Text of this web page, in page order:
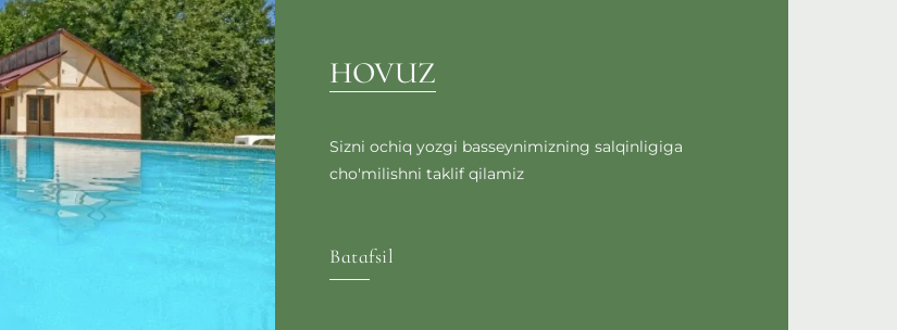
HOVUZ
Sizni ochiq yozgi basseynimizning salqinligiga
cho'milishni taklif qilamiz
Batafsil